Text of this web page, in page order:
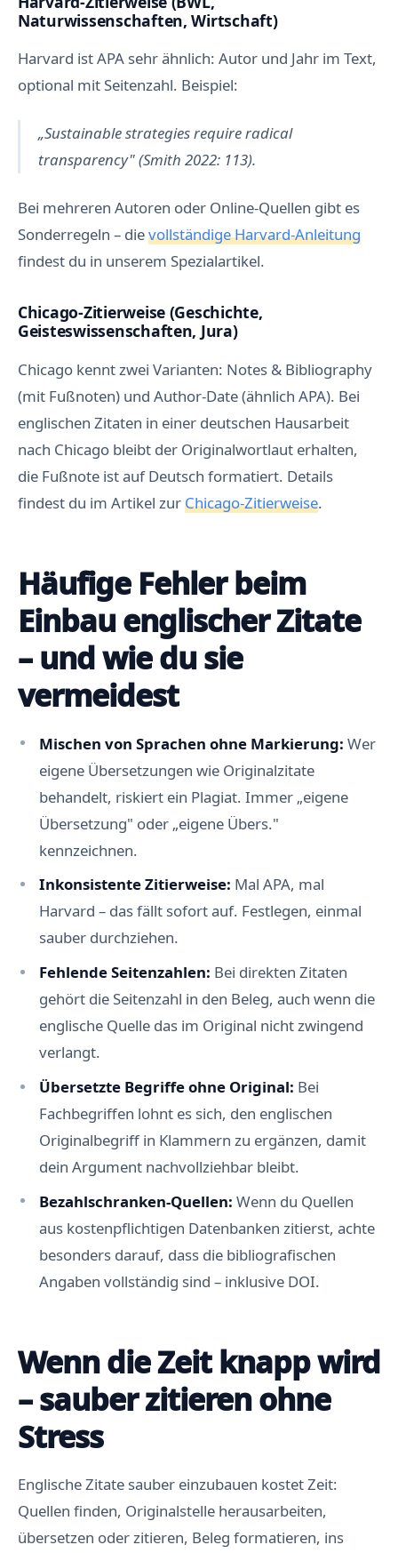
Naturwissenschaften, Wirtschaft)
Harvard ist APA sehr ähnlich: Autor und Jahr im Text,
optional mit Seitenzahl. Beispiel:
„Sustainable strategies require radical
transparency" (Smith 2022: 113).
Bei mehreren Autoren oder Online-Quellen gibt es
Sonderregeln – dievollständige Harvard-Anleitung
findest du in unserem Spezialartikel.
Chicago-Zitierweise (Geschichte,
Geisteswissenschaften, Jura)
Chicago kennt zwei Varianten: Notes & Bibliography
(mit Fußnoten) und Author-Date (ähnlich APA). Bei
englischen Zitaten in einer deutschen Hausarbeit
nach Chicago bleibt der Originalwortlaut erhalten,
die Fußnote ist auf Deutsch formatiert. Details
findest du im Artikel zurChicago-Zitierweise.
Häufige Fehler beim
Einbau englischer Zitate
– und wie du sie
vermeidest
Mischen von Sprachen ohne Markierung: Wer
eigene Übersetzungen wie Originalzitate
behandelt, riskiert ein Plagiat. Immer „eigene
Übersetzung" oder „eigene Übers."
kennzeichnen.
Inkonsistente Zitierweise: Mal APA, mal
Harvard – das fällt sofort auf. Festlegen, einmal
sauber durchziehen.
Fehlende Seitenzahlen: Bei direkten Zitaten
gehört die Seitenzahl in den Beleg, auch wenn die
englische Quelle das im Original nicht zwingend
verlangt.
Übersetzte Begriffe ohne Original: Bei
Fachbegriffen lohnt es sich, den englischen
Originalbegriff in Klammern zu ergänzen, damit
dein Argument nachvollziehbar bleibt.
Bezahlschranken-Quellen: Wenn du Quellen
aus kostenpflichtigen Datenbanken zitierst, achte
besonders darauf, dass die bibliografischen
Angaben vollständig sind – inklusive DOI.
Wenn die Zeit knapp wird
– sauber zitieren ohne
Stress
Englische Zitate sauber einzubauen kostet Zeit:
Quellen finden, Originalstelle herausarbeiten,
übersetzen oder zitieren, Beleg formatieren, ins